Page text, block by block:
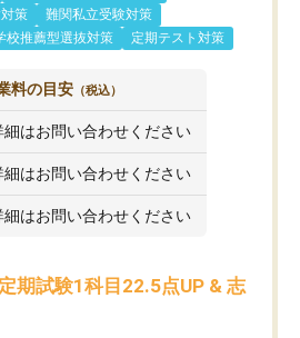
策
難関私立受験対策
校推薦型選抜対策
定期テスト対策
料の目安 （税込）
細はお問い合わせください
細はお問い合わせください
細はお問い合わせください
期試験1科目22.5点UP & 志